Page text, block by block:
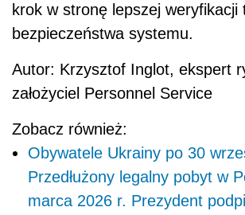
krok w stronę lepszej weryfikacji
bezpieczeństwa systemu.
Autor: Krzysztof Inglot, ekspert
założyciel Personnel Service
Zobacz również:
Obywatele Ukrainy po 30
Przedłużony legalny pobyt w
marca 2026 r. Prezydent